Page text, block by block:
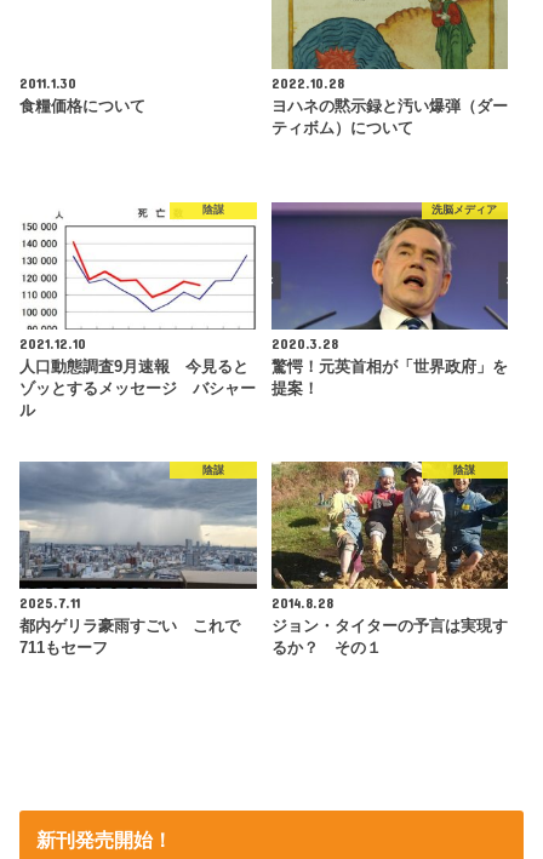
2011.1.30
食糧価格について
2022.10.28
ヨハネの黙示録と汚い爆弾（ダー
ティボム）について
陰謀
2021.12.10
人口動態調査9月速報 今見ると
ゾッとするメッセージ バシャー
ル
洗脳メディア
2020.3.28
驚愕！元英首相が「世界政府」を
提案！
陰謀
2025.7.11
都内ゲリラ豪雨すごい これで
711もセーフ
陰謀
2014.8.28
ジョン・タイターの予言は実現す
るか？ その１
新刊発売開始！